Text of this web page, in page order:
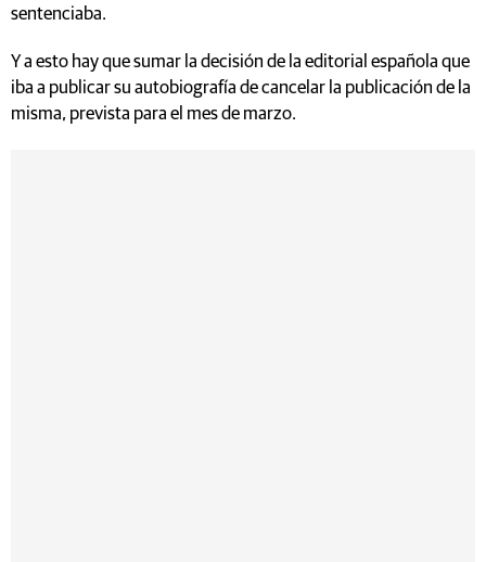
sentenciaba.
Y a esto hay que sumar la decisión de la editorial española que
iba a publicar su autobiografía de cancelar la publicación de la
misma, prevista para el mes de marzo.